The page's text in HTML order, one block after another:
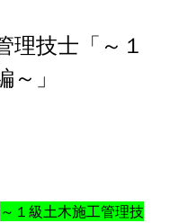
理技士「～１
」
～１級土木施工管理技